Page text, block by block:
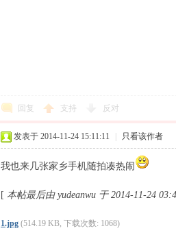
回复 支持 反对
发表于 2014-11-24 15:11:11 只看该作者
我也来几张家乡手机随拍凑热闹
[ 本帖最后由 yudeanwu 于 2014-11-24
1.jpg (514.19 KB, 下载次数: 1068)